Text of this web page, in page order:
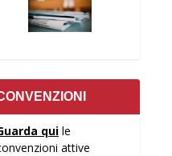
qui le
attive